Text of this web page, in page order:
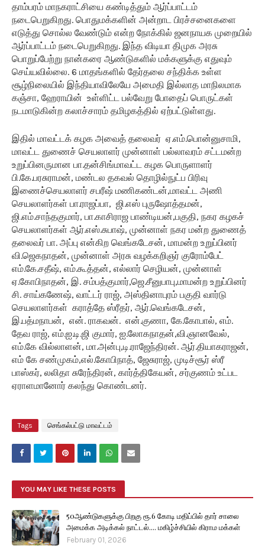
தாம்பரம் மாநகராட்சியை கண்டித்தும் ஆர்ப்பாட்டம்
நடைபெறுகிறது. பொதுமக்களின் அன்றாட பிரச்சனைகளை
எடுத்து சொல்ல வேண்டும் என்ற நோக்கில் ஜனநாயக முறையில்
ஆர்ப்பாட்டம் நடைபெறுகிறது. இந்த விடியா திமுக அரசு
பொறுப்பேற்று நான்கரை ஆண்டுகளில் மக்களுக்கு எதுவும்
செய்யவில்லை. 6 மாதங்களில் தேர்தலை சந்திக்க உள்ள
சூழ்நிலையில் இந்தியாவிலேயே அமைதி இல்லாத மாநிலமாக
கஞ்சா, ஹேராயின் உள்ளிட்ட பல்வேறு போதைப் பொருட்கள்
நடமாடுகின்ற கலாச்சாரம் தமிழகத்தில் ஏற்பட்டுள்ளது.
இதில் மாவட்டக் கழக அவைத் தலைவர் ஏ.எம்.பொன்னுசாமி,
மாவட்ட துணைச் செயலாளர் முன்னாள் பல்லாவரம் சட்டமன்ற
உறுப்பினருமான பா.தன்சிங்மாவட்ட கழக பொருளாளர்
பி.கே.பரசுராமன், மண்டல தகவல் தொழில்நுட்ப பிரிவு
இணைச்செயலாளர் சபரீஷ் மணிகண்டன்,மாவட்ட அணி
செயலாளர்கள் பா.ராஜப்பா, ஜி.எஸ் புருஷோத்தமன்,
ஜி.எம்.சாந்தகுமார், பா.காசிராஜ பாண்டியன்,பகுதி, நகர கழகச்
செயலாளர்கள் ஆர்.எஸ்.சுபாஷ், முன்னாள் நகர மன்ற துணைத்
தலைவர் பா. அப்பு என்கிற வெங்கடேசன், மாமன்ற உறுப்பினர்
வி.ஜெகநாதன், முன்னாள் அரசு வழக்கறிஞர் குரோம்பேட்
எம்.கே.சதீஷ், எம்.கூத்தன், எல்லார் செழியன், முன்னாள்
ஏ.கோபிநாதன், இ. சம்பத்குமார்,ஜெ.சீனுபாபு,மாமன்ற உறுப்பினர்
சி. சாய்கணேஷ், வாட்டர் ராஜ், அஸ்தினாபுரம் பகுதி வார்டு
செயலாளர்கள் கராத்தே ஸ்ரீதர், ஆர்.வெங்கடேசன்,
இ.பத்மநாபன், என். ராகவன். என்.குணா, கே.கோபால், எம்.
தேவ ராஜ், எம்.ஐ.டி.ஜி குமார், ஐ.லோகநாதன்,வி.ஞானவேல்,
எம்.கே வில்லாளன், மா.அன்பு,டி.ராஜேந்திரன். ஆர்.தியாகராஜன்,
எம் கே சண்முகம்,எல்.கோபிநாத், ஜேசுராஜ், முடிச்சூர் ஸ்ரீ
பாஸ்கர், லலிதா சுரேந்திரன், கார்த்திகேயன், சர்குணம் உட்பட
ஏராளமானோர் கலந்து கொண்டனர்.
Tags செங்கல்பட்டு மாவட்டம்
YOU MAY LIKE THESE POSTS
50ஆண்டுகளுக்கு பிறகு ரூ.6 கோடி மதிப்பில் தார் சாலை
அமைக்க அடிக்கல் நாட்டல்.... மகிழ்ச்சியில் கிராம மக்கள்
February 01, 2026